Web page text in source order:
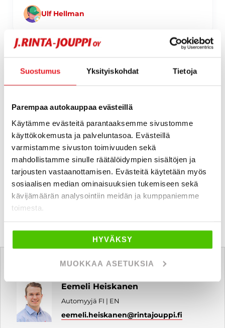
Suostumus Yksityiskohdat Tietoja
Parempaa autokauppaa evästeillä
Käytämme evästeitä parantaaksemme sivustomme
käyttökokemusta ja palveluntasoa. Evästeillä
varmistamme sivuston toimivuuden sekä
mahdollistamme sinulle räätälöidympien sisältöjen ja
tarjousten vastaanottamisen. Evästeitä käytetään myös
sosiaalisen median ominaisuuksien tukemiseen sekä
kävijämäärän analysointiin meidän ja kumppaniemme
toimesta.
HYVÄKSY
MUOKKAA ASETUKSIA
Ulf Hellman
Page 1 of 60
Tätä ajoneuvoa myy
Eemeli Heiskanen
Automyyjä FI | EN
eemeli.heiskanen@rintajouppi.fi